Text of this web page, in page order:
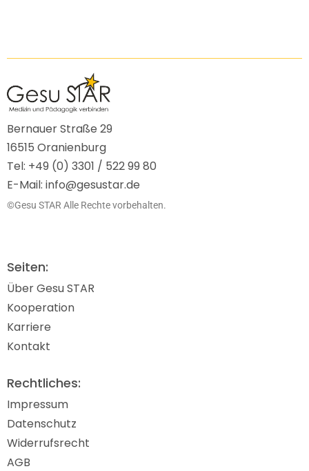
Bernauer Straße 29
16515 Oranienburg
Tel: +49 (0) 3301 / 522 99 80
E-Mail: info@gesustar.de
©Gesu STAR Alle Rechte vorbehalten.
Seiten:
Über Gesu STAR
Kooperation
Karriere
Kontakt
Rechtliches:
Impressum
Datenschutz
Widerrufsrecht
AGB